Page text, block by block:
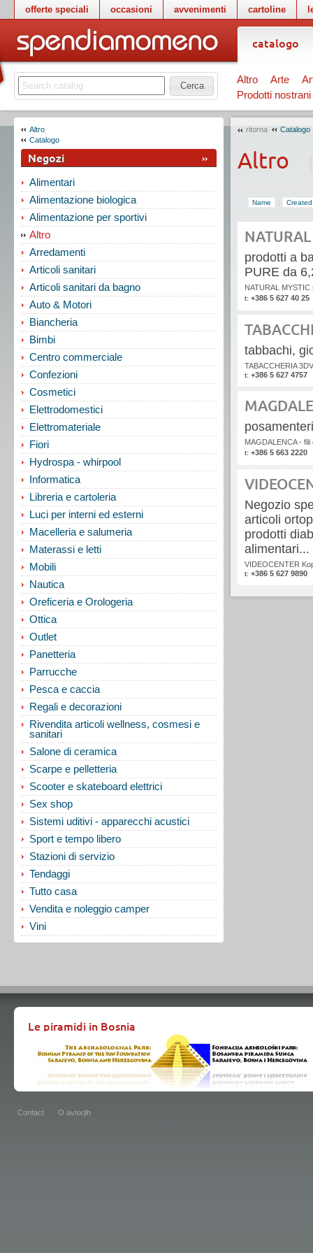
offerte speciali occasioni avvenimenti cartoline
catalogo
Cerca
Altro Arte
Prodotti nostrani
Altro
Catalogo
Negozi
Alimentari
Alimentazione biologica
Alimentazione per sportivi
Altro
Arredamenti
Articoli sanitari
Articoli sanitari da bagno
Auto & Motori
Biancheria
Bimbi
Centro commerciale
Confezioni
Cosmetici
Elettrodomestici
Elettromateriale
Fiori
Hydrospa - whirpool
Informatica
Libreria e cartoleria
Luci per interni ed esterni
Macelleria e salumeria
Materassi e letti
Mobili
Nautica
Oreficeria e Orologeria
Ottica
Outlet
Panetteria
Parrucche
Pesca e caccia
Regali e decorazioni
Rivendita articoli wellness, cosmesi e
sanitari
Salone di ceramica
Scarpe e pelletteria
Scooter e skateboard elettrici
Sex shop
Sistemi uditivi - apparecchi acustici
Sport e tempo libero
Stazioni di servizio
Tendaggi
Tutto casa
Vendita e noleggio camper
Vini
ritorna Catalogo
Altro
Name Created
prodotti a
PURE da
NATURAL
t: +386 5 627 40 25
tabbachi,
TABACCHERIA
t: +386 5 627 4757
MAGDALENCA -
t: +386 5 663 2220
Negozio
articoli
prodotti
VIDEOCENTER
t: +386 5 627 9890
Le piramidi in Bosnia
Contact O avtorjih